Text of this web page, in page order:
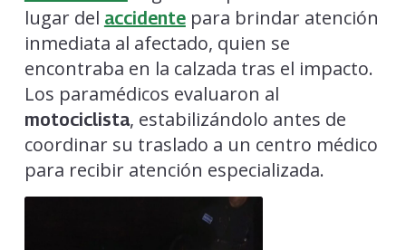
lugar del accidentepara brindar atención
inmediata al afectado, quien se
encontraba en la calzada tras el impacto.
Los paramédicos evaluaron al
motociclista, estabilizándolo antes de
coordinar su traslado a un centro médico
para recibir atención especializada.